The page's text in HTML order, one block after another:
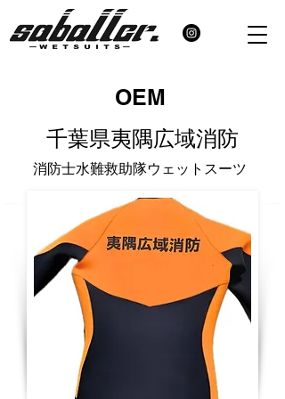
​OEM
​千葉県夷隅広域消防
​消防士水難救助隊ウェットスーツ